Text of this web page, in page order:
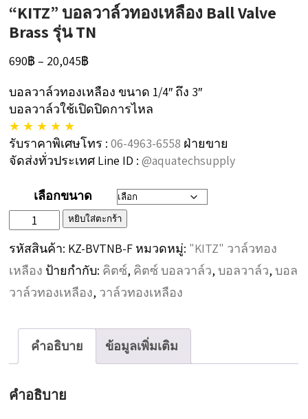
“KITZ” บอลวาล์วทองเหลือง Ball Valve
Brass รุ่น TN
690฿– 20,045฿Price
690฿
through
บอลวาล์วทองเหลือง ขนาด 1/4″ ถึง 3″
บอลวาล์วใช้เปิดปิดการไหล
★ ★ ★ ★ ★
รับราคาพิเศษโทร :06-4963-6558 ฝ่ายขาย
จัดส่งทั่วประเทศ Line ID :@aquatechsupply
เลือกขนาด
จำนวน
“KITZ”
บอล
วาล์ว
เหลือง
Brass
หยิบใส่ตะกร้า
รหัสสินค้า: KZ-BVTNB-F หมวดหมู่: "KITZ" วาล์วทอง
เหลือง ป้ายกำกับ: คิตซ์, คิตซ์ บอลวาล์ว,บอลวาล์ว,บอล
วาล์วทองเหลือง, วาล์วทองเหลือง
คำอธิบาย ข้อมูลเพิ่มเติม
คำอธิบาย